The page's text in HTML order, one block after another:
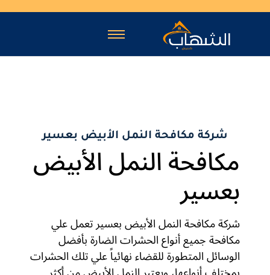
شركة مكافحة النمل الأبيض بعسير
مكافحة النمل الأبيض
بعسير
شركة مكافحة النمل الأبيض بعسير تعمل علي
مكافحة جميع أنواع الحشرات الضارة بأفضل
الوسائل المتطورة للقضاء نهائياً علي تلك الحشرات